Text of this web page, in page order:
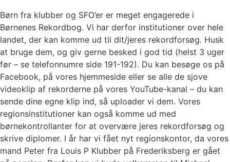
Børn fra klubber og SFO’er er meget engagerede i
Børnenes Rekordbog. Vi har derfor institutioner over hele
landet, der kan komme ud til dit/jeres rekordforsøg. Husk
at bruge dem, og giv gerne besked i god tid (helst 3 uger
før – se telefonnumre side 191-192). Du kan besøge os på
Facebook, på vores hjemmeside eller se alle de sjove
videoklip af rekorderne på vores YouTube-kanal – du kan
sende dine egne klip ind, så uploader vi dem. Vores
regionsinstitutioner kan også komme ud med
børnekontrollanter for at overvære jeres rekordforsøg og
skrive diplomer. I år har vi fået nyt regionskontor, da vores
mand Peter fra Louis P Klubber på Frederiksberg er gået